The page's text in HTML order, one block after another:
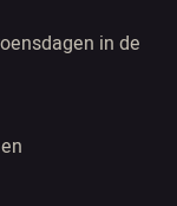
in de